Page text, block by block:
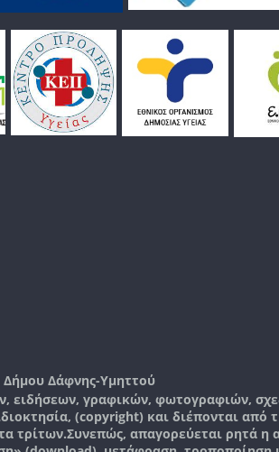
Δήμου Δάφνης-Υμηττού
ειδήσεων, γραφικών, φωτογραφιών,
(copyright) και διέπονται από
τρίτων.Συνεπώς, απαγορεύεται ρητά η